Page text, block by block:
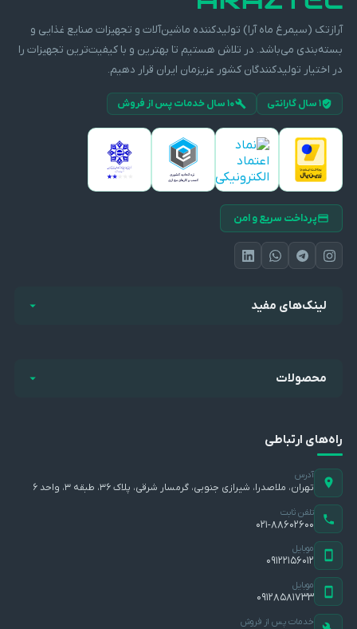
آرازتک (سیمرغ ماه آرا) تولیدکننده ماشین‌آلات و تجهیزات صنایع غذایی و
بسته‌بندی می‌باشد. در تلاش هستیم تا بهترین و با کیفیت‌ترین تجهیزات را
در اختیار تولیدکنندگان کشور عزیزمان ایران قرار دهیم.
۱ سال گارانتی ۱۰ سال خدمات پس از فروش
پرداخت سریع و امن
لینک‌های مفید
محصولات
راه‌های ارتباطی
آدرس
تهران، ملاصدرا، شیرازی جنوبی، گرمسار شرقی، پلاک ۳۶، طبقه ۳، واحد ۶
تلفن ثابت
۰۲۱-۸۸۶۰۲۶۰۰
موبایل
۰۹۱۲۲۱۵۶۰۱۲
موبایل
۰۹۱۲۸۵۸۱۷۳۳
خدمات پس از فروش